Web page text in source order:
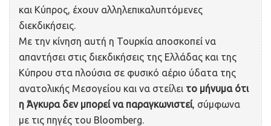
και Κύπρος, έχουν αλληλεπικαλυπτόμενες
διεκδικήσεις.
Με την κίνηση αυτή η Τουρκία αποσκοπεί να
απαντήσει στις διεκδικήσεις της Ελλάδας και της
Κύπρου στα πλούσια σε φυσικό αέριο ύδατα της
ανατολικής Μεσογείου και να στείλει το μήνυμα ότι
η Άγκυρα δεν μπορεί να παραγκωνιστεί, σύμφωνα
με τις πηγές του Bloomberg.